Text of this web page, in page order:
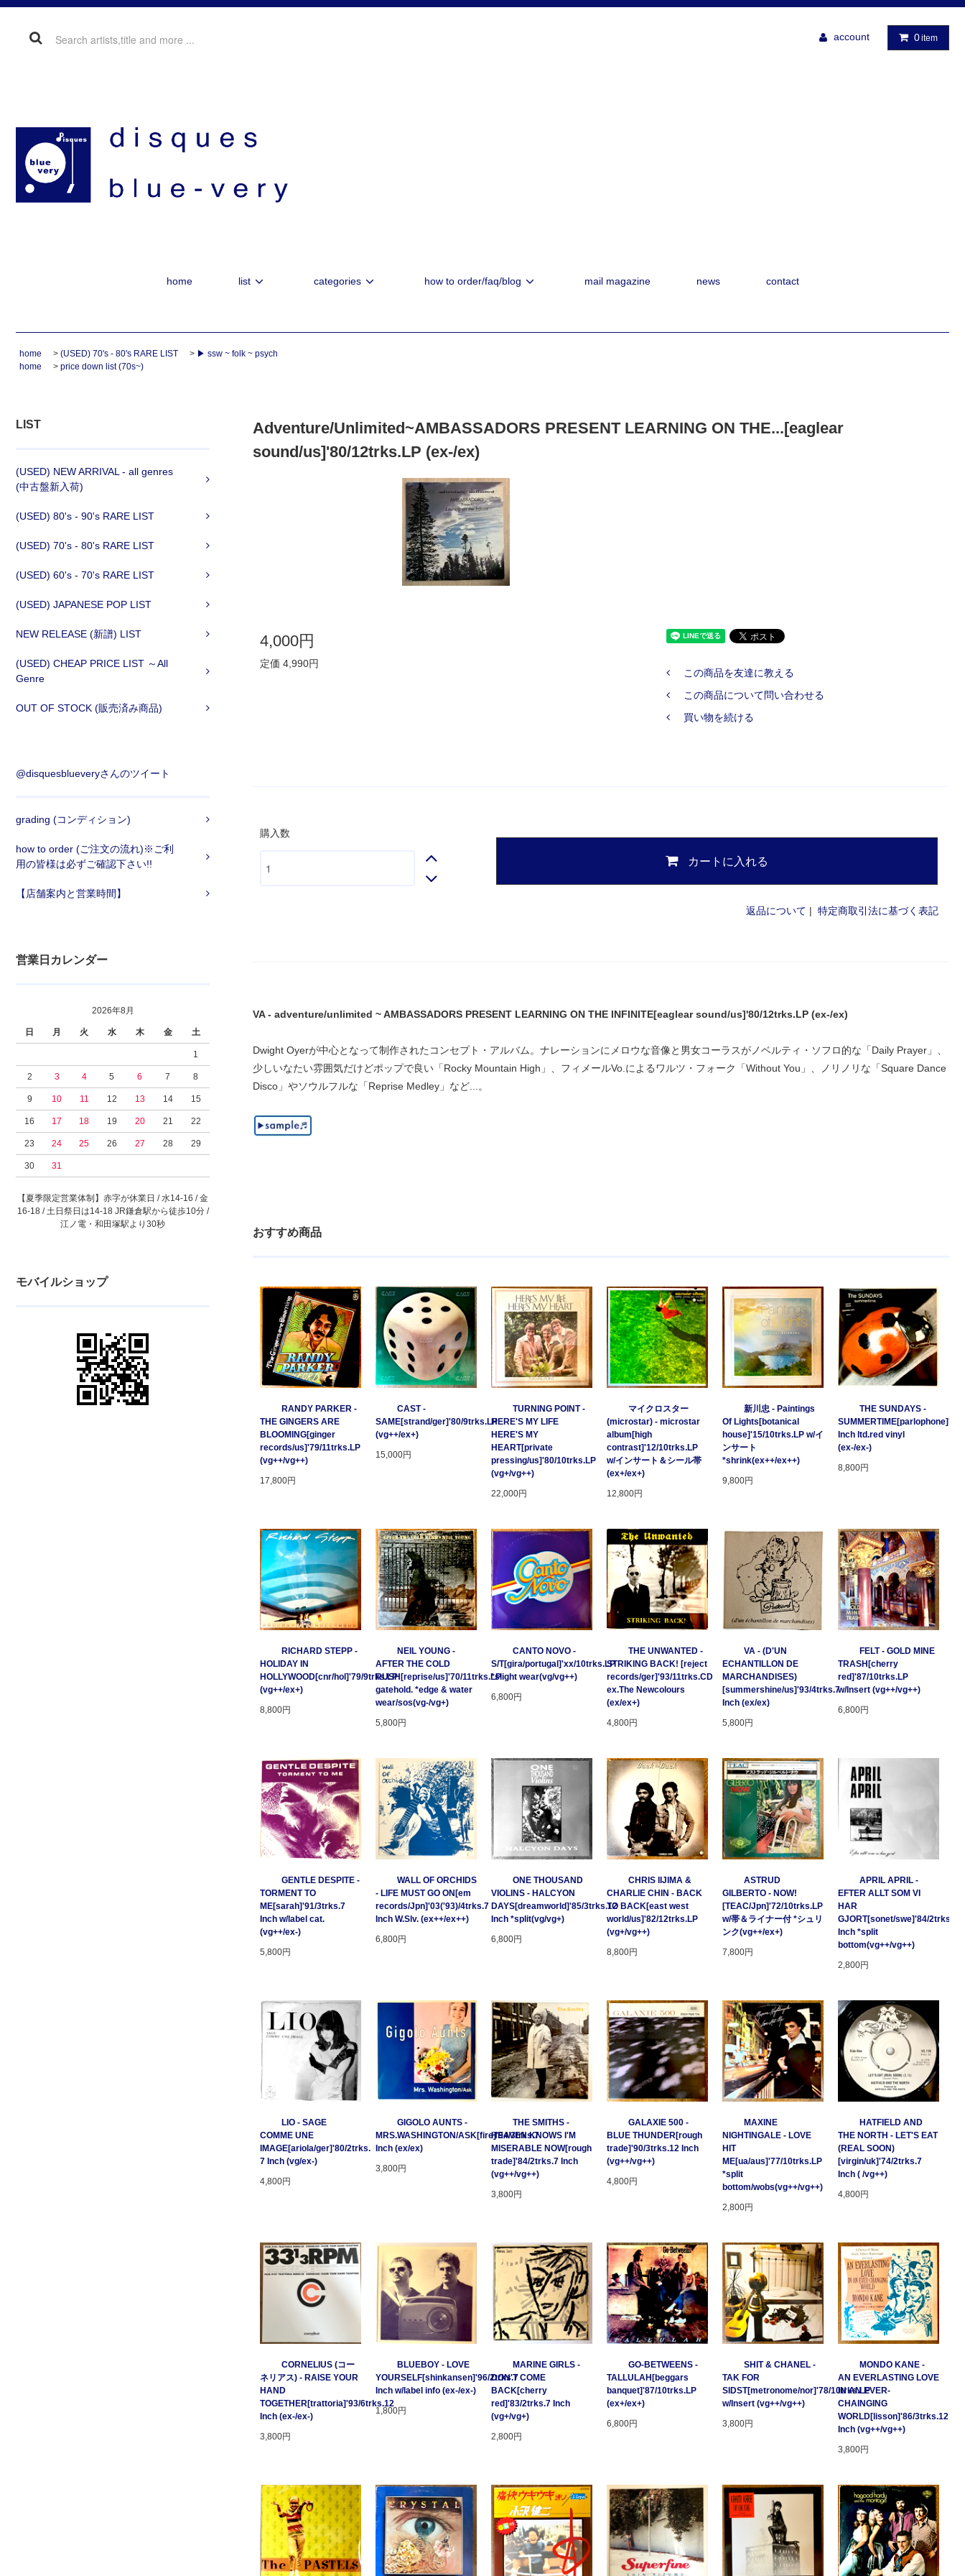
account 0item
home list categories how to order/faq/blog mail magazine news contact
home > (USED) 70's - 80's RARE LIST > ▶ ssw ~ folk ~ psych
home
> price down list (70s~)
LIST
(USED) NEW ARRIVAL - all genres
(中古盤新入荷)
(USED) 80's - 90's RARE LIST
(USED) 70's - 80's RARE LIST
(USED) 60's - 70's RARE LIST
(USED) JAPANESE POP LIST
NEW RELEASE (新譜) LIST
(USED) CHEAP PRICE LIST ～All
Genre
OUT OF STOCK (販売済み商品)
@disquesblueveryさんのツイート
grading (コンディション)
how to order (ご注文の流れ)※ご利
用の皆様は必ずご確認下さい!!
【店舗案内と営業時間】
営業日カレンダー
2026年8月
日 月 火 水 木 金 土
1
2 3 4 5 6 7 8
9 10 11 12 13 14 15
16 17 18 19 20 21 22
23 24 25 26 27 28 29
30 31
【夏季限定営業体制】赤字が休業日 / 水14-16 / 金
16-18 / 土日祭日は14-18 JR鎌倉駅から徒歩10分 /
江ノ電・和田塚駅より30秒
モバイルショップ
Adventure/Unlimited~AMBASSADORS PRESENT LEARNING ON THE...[eaglear
sound/us]'80/12trks.LP (ex-/ex)
4,000円
定価 4,990円
この商品を友達に教える
この商品について問い合わせる
買い物を続ける
購入数
カートに入れる
返品について | 特定商取引法に基づく表記
VA - adventure/unlimited ~ AMBASSADORS PRESENT LEARNING ON THE INFINITE[eaglear sound/us]'80/12trks.LP (ex-/ex)
Dwight Oyerが中心となって制作されたコンセプト・アルバム。ナレーションにメロウな音像と男女コーラスがノベルティ・ソフロ的な「Daily Prayer」、
少しいなたい雰囲気だけどポップで良い「Rocky Mountain High」、フィメールVo.によるワルツ・フォーク「Without You」、ノリノリな「Square Dance
Disco」やソウルフルな「Reprise Medley」など...。
おすすめ商品
RANDY PARKER -
THE GINGERS ARE
BLOOMING[ginger
records/us]'79/11trks.LP
(vg++/vg++)
17,800円
CAST -
SAME[strand/ger]'80/9trks.LP
(vg++/ex+)
15,000円
TURNING POINT -
HERE'S MY LIFE
HERE'S MY
HEART[private
pressing/us]'80/10trks.LP
(vg+/vg++)
22,000円
マイクロスター
(microstar) - microstar
album[high
contrast]'12/10trks.LP
w/インサート＆シール帯
(ex+/ex+)
12,800円
新川忠 - Paintings
Of Lights[botanical
house]'15/10trks.LP w/イ
ンサート
*shrink(ex++/ex++)
9,800円
THE SUNDAYS -
Inch ltd.red vinyl
(ex-/ex-)
8,800円
RICHARD STEPP -
HOLIDAY IN
HOLLYWOOD[cnr/hol]'79/9trks.LP
(vg++/ex+)
8,800円
NEIL YOUNG -
AFTER THE COLD
RUSH[reprise/us]'70/11trks.LP
gatehold. *edge & water
wear/sos(vg-/vg+)
5,800円
CANTO NOVO -
S/T[gira/portugal]'xx/10trks.LP
*slight wear(vg/vg++)
6,800円
THE UNWANTED -
STRIKING BACK! [reject
records/ger]'93/11trks.CD
ex.The Newcolours
(ex/ex+)
4,800円
VA - (D'UN
ECHANTILLON DE
MARCHANDISES)
[summershine/us]'93/4trks.7
Inch (ex/ex)
5,800円
FELT - GOLD MINE
TRASH[cherry
red]'87/10trks.LP
w/Insert (vg++/vg++)
6,800円
GENTLE DESPITE -
TORMENT TO
ME[sarah]'91/3trks.7
Inch w/label cat.
(vg++/ex-)
5,800円
WALL OF ORCHIDS
- LIFE MUST GO ON[em
records/Jpn]'03('93)/4trks.7
Inch W.Slv. (ex++/ex++)
6,800円
ONE THOUSAND
VIOLINS - HALCYON
DAYS[dreamworld]'85/3trks.12
Inch *split(vg/vg+)
6,800円
CHRIS IIJIMA &
CHARLIE CHIN - BACK
TO BACK[east west
world/us]'82/12trks.LP
(vg+/vg++)
8,800円
ASTRUD
GILBERTO - NOW!
[TEAC/Jpn]'72/10trks.LP
w/帯＆ライナー付 *シュリ
ンク(vg++/ex+)
7,800円
APRIL APRIL -
EFTER ALLT SOM VI
HAR
GJORT[sonet/swe]'84/2trks.7
Inch *split
bottom(vg++/vg++)
2,800円
LIO - SAGE
COMME UNE
IMAGE[ariola/ger]'80/2trks.
7 Inch (vg/ex-)
4,800円
GIGOLO AUNTS -
MRS.WASHINGTON/ASK[fire]'94/3trks.7
Inch (ex/ex)
3,800円
THE SMITHS -
HEAVEN KNOWS I'M
MISERABLE NOW[rough
trade]'84/2trks.7 Inch
(vg++/vg++)
3,800円
GALAXIE 500 -
BLUE THUNDER[rough
trade]'90/3trks.12 Inch
(vg++/vg++)
4,800円
MAXINE
NIGHTINGALE - LOVE
HIT
ME[ua/aus]'77/10trks.LP
*split
bottom/wobs(vg++/vg++)
2,800円
HATFIELD AND
THE NORTH - LET'S EAT
(REAL SOON)
[virgin/uk]'74/2trks.7
Inch ( /vg++)
4,800円
CORNELIUS (コー
ネリアス) - RAISE YOUR
HAND
TOGETHER[trattoria]'93/6trks.12
Inch (ex-/ex-)
3,800円
BLUEBOY - LOVE
YOURSELF[shinkansen]'96/2trks.7
Inch w/label info (ex-/ex-)
1,800円
MARINE GIRLS -
DON'T COME
BACK[cherry
red]'83/2trks.7 Inch
(vg+/vg+)
2,800円
GO-BETWEENS -
TALLULAH[beggars
banquet]'87/10trks.LP
(ex+/ex+)
6,800円
SHIT & CHANEL -
TAK FOR
SIDST[metronome/nor]'78/10trks.LP
w/Insert (vg++/vg++)
3,800円
MONDO KANE -
AN EVERLASTING LOVE
IN AN EVER-
CHAINGING
WORLD[lisson]'86/3trks.12
Inch (vg++/vg++)
3,800円